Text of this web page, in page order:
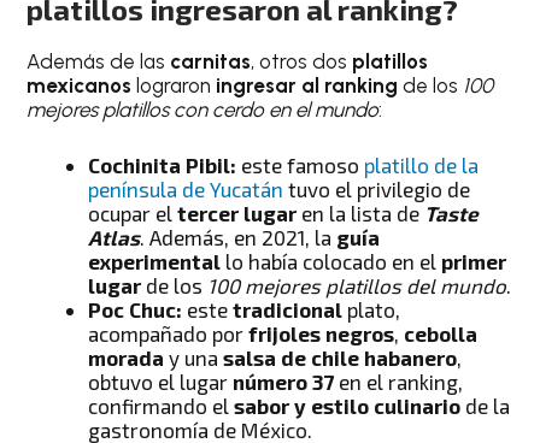
platillos ingresaron al ranking?
Además de las carnitas, otros dos platillos
mexicanos lograron ingresar al ranking de los 100
mejores platillos con cerdo en el mundo:
Cochinita Pibil: este famoso platillo de la
península de Yucatán tuvo el privilegio de
ocupar eltercer lugaren la lista de Taste
Atlas. Además, en 2021, la guía
experimental lo había colocado en el primer
lugarde los 100 mejores platillos del mundo
Poc Chuc: estetradicional plato,
acompañado porfrijoles negros cebolla
morada y unasalsa de chile habanero
obtuvo el lugar número 37 en el ranking,
confirmando el sabor y estilo culinario de la
gastronomía de México.